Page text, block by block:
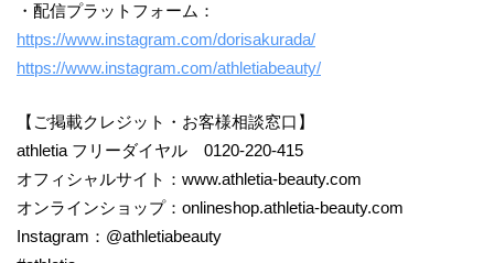
・配信プラットフォーム：
https://www.instagram.com/dorisakurada/
https://www.instagram.com/athletiabeauty/
【ご掲載クレジット・お客様相談窓口】
athletia フリーダイヤル 0120-220-415
​オフィシャルサイト：www.athletia-beauty.com
オンラインショップ：onlineshop.athletia-beauty.com
Instagram：@athletiabeauty